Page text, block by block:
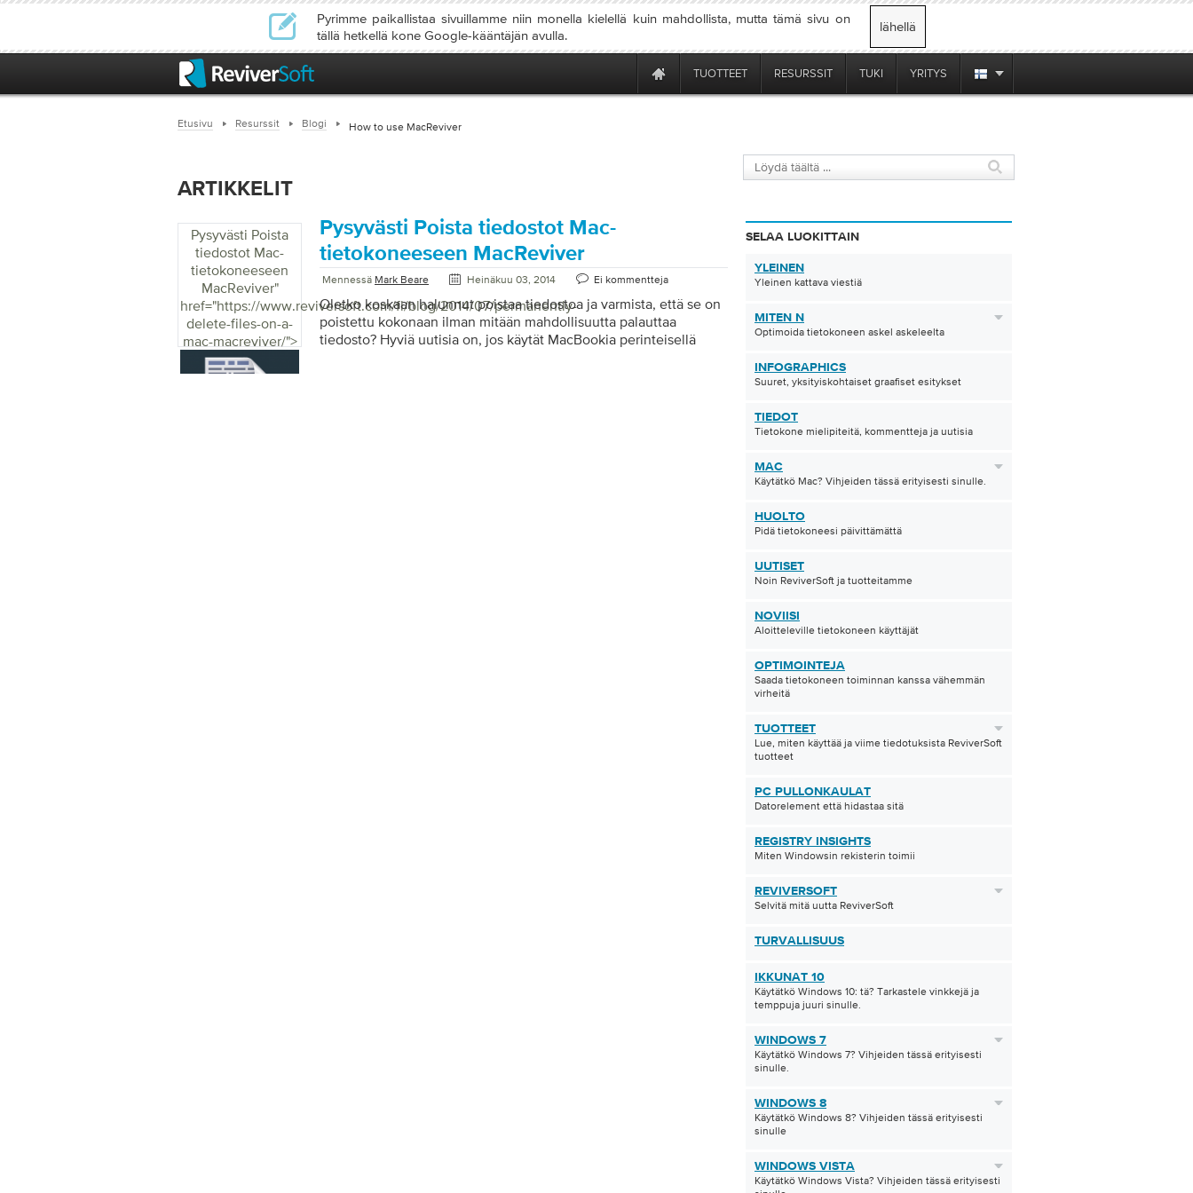
Pyrimme paikallistaa sivuillamme niin monella kielellä kuin mahdollista, mutta tämä sivu on
tällä hetkellä kone Google-kääntäjän avulla.
lähellä
TUOTTEET RESURSSIT TUKI YRITYS
Etusivu Resurssit Blogi How to use MacReviver
ARTIKKELIT
Pysyvästi Poista
tiedostot Mac-
tietokoneeseen
MacReviver"
href="https://www.reviversoft.com/fi/blog/2014/07/permanently-
delete-files-on-a-
mac-macreviver/">
Pysyvästi Poista tiedostot Mac-
tietokoneeseen MacReviver
Mennessä Mark Beare Heinäkuu 03, 2014 Ei kommentteja
Oletko koskaan halunnut poistaa tiedostoa ja varmista, että se on
poistettu kokonaan ilman mitään mahdollisuutta palauttaa
tiedosto? Hyviä uutisia on, jos käytät MacBookia perinteisellä
SELAA LUOKITTAIN
YLEINEN
Yleinen kattava viestiä
MITEN N
Optimoida tietokoneen askel askeleelta
INFOGRAPHICS
Suuret, yksityiskohtaiset graafiset esitykset
TIEDOT
Tietokone mielipiteitä, kommentteja ja uutisia
MAC
Käytätkö Mac? Vihjeiden tässä erityisesti sinulle.
HUOLTO
Pidä tietokoneesi päivittämättä
UUTISET
Noin ReviverSoft ja tuotteitamme
NOVIISI
Aloitteleville tietokoneen käyttäjät
OPTIMOINTEJA
Saada tietokoneen toiminnan kanssa vähemmän
virheitä
TUOTTEET
Lue, miten käyttää ja viime tiedotuksista ReviverSoft
tuotteet
PC PULLONKAULAT
Datorelement että hidastaa sitä
REGISTRY INSIGHTS
Miten Windowsin rekisterin toimii
REVIVERSOFT
Selvitä mitä uutta ReviverSoft
TURVALLISUUS
IKKUNAT 10
Käytätkö Windows 10: tä? Tarkastele vinkkejä ja
temppuja juuri sinulle.
WINDOWS 7
Käytätkö Windows 7? Vihjeiden tässä erityisesti
sinulle.
WINDOWS 8
Käytätkö Windows 8? Vihjeiden tässä erityisesti
sinulle
WINDOWS VISTA
Käytätkö Windows Vista? Vihjeiden tässä erityisesti